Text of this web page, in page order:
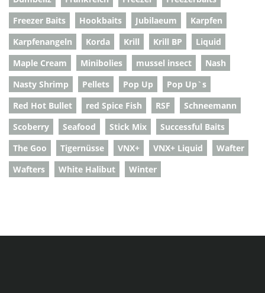
Freezer Baits
Hookbaits Jubilaeum
Karpfen
Karpfenangeln
Korda Krill Krill BP
Liquid
Maple Cream
Minibolies mussel insect
Nash
Nasty Shrimp
Pellets Pop Up
Pop Up`s
Red Hot Bullet
red Spice Fish RSF
Schneemann
Scoberry
Seafood Stick Mix
Successful Baits
The Goo
Tigernüsse VNX+ VNX+ Liquid
Wafter
Wafters
White Halibut Winter